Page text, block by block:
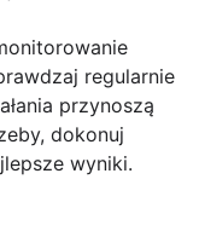
regularnie
przynoszą
dokonuj
wyniki.